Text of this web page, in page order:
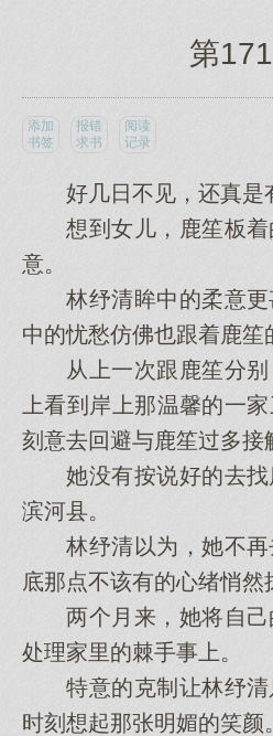
第
添加
书签
报错
求书
阅读
记录
好几日不见，还真是
想到女儿，鹿笙板着
意。
林纾清眸中的柔意更
中的忧愁仿佛也跟着鹿笙
从上一次跟鹿笙分别
上看到岸上那温馨的一
刻意去回避与鹿笙过多接
她没有按说好的去找
滨河县。
林纾清以为，她不再
底那点不该有的心绪悄然
两个月来，她将自己
处理家里的棘手事上。
特意的克制让林纾清
时刻想起那张明媚的笑颜。